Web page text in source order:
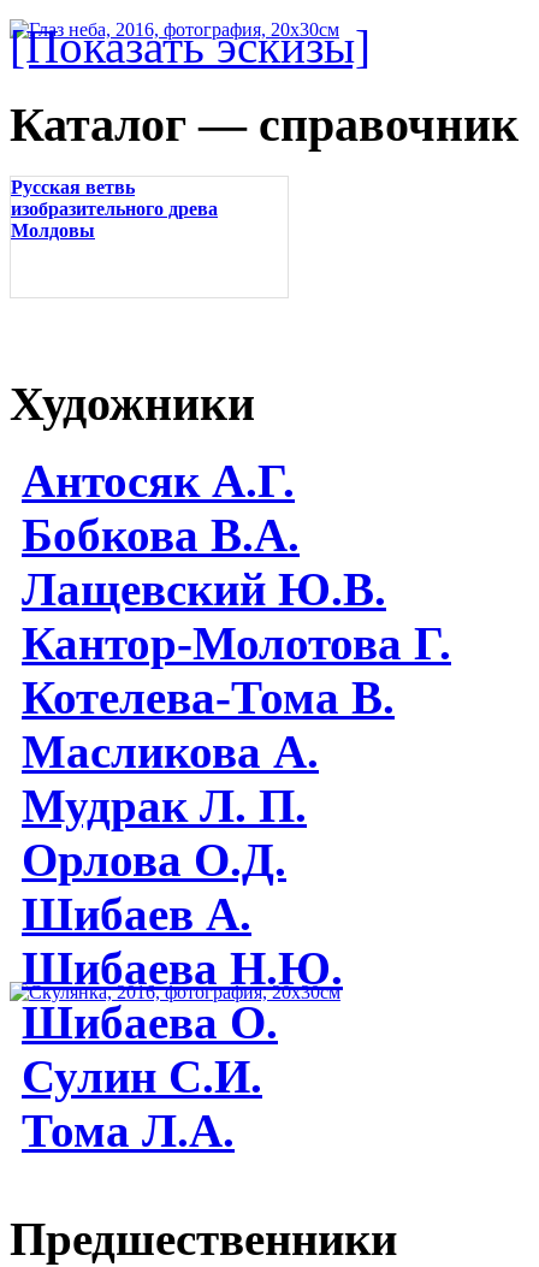
[Показать эскизы]
Каталог — справочник
Русская ветвь
изобразительного древа
Молдовы
Художники
Антосяк А.Г.
Бобкова В.А.
Лащевский Ю.В.
Кантор-Молотова Г.
Котелева-Тома В.
Масликова А.
Мудрак Л. П.
Орлова О.Д.
Шибаев А.
Шибаева Н.Ю.
Шибаева O.
Сулин С.И.
Тома Л.А.
Предшественники